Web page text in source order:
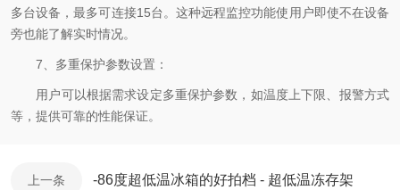
多台设备，最多可连接15台。这种远程监控功能使用户即使不在设备
旁也能了解实时情况。
7、多重保护参数设置：
用户可以根据需求设定多重保护参数，如温度上下限、报警方式
等，提供可靠的性能保证。
上一条 -86度超低温冰箱的好拍档 - 超低温冻存架